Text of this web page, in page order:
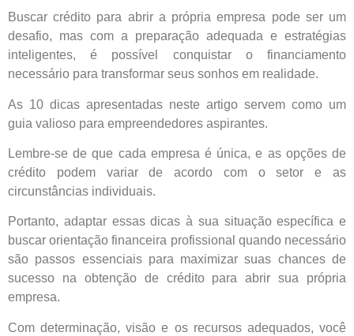
Buscar crédito para abrir a própria empresa pode ser um
desafio, mas com a preparação adequada e estratégias
inteligentes, é possível conquistar o financiamento
necessário para transformar seus sonhos em realidade.
As 10 dicas apresentadas neste artigo servem como um
guia valioso para empreendedores aspirantes.
Lembre-se de que cada empresa é única, e as opções de
crédito podem variar de acordo com o setor e as
circunstâncias individuais.
Portanto, adaptar essas dicas à sua situação específica e
buscar orientação financeira profissional quando necessário
são passos essenciais para maximizar suas chances de
sucesso na obtenção de crédito para abrir sua própria
empresa.
Com determinação, visão e os recursos adequados, você